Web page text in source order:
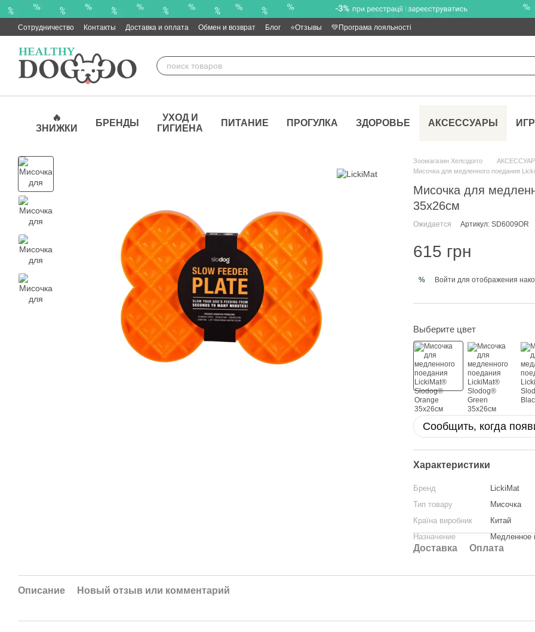
Перейти к основному контенту
Сотрудничество Контакты Доставка и оплата Обмен и возврат Блог ⭐Отзывы 💚Програма лояльності
🔥
ЗНИЖКИ
БРЕНДЫ
УХОД И
ГИГИЕНА
ПИТАНИЕ ПРОГУЛКА ЗДОРОВЬЕ АКСЕССУАРЫ
Зоомагазин Хелсідогго
Мисочка для медленного поедания
Мисочка для
35x26см
Ожидается Артикул: SD6009OR
615 грн
% Войти для отображения
Выберите цвет
Сообщить, когда
Характеристики
Бренд
LickiMat
Тип товару
Мисочка
Країна виробник
Китай
Назначение
Медленное
Доставка Оплата
Описание Новый отзыв или комментарий